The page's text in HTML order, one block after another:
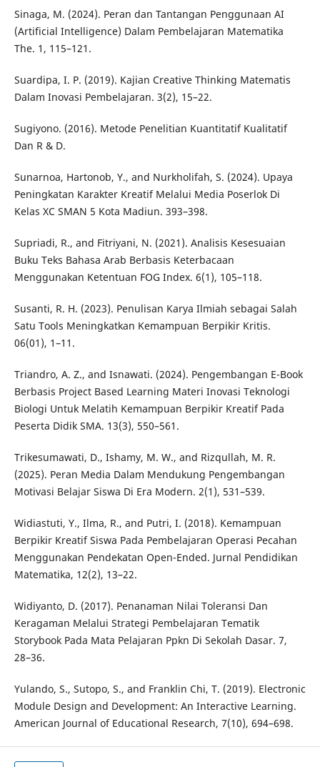
Sinaga, M. (2024). Peran dan Tantangan Penggunaan AI
(Artificial Intelligence) Dalam Pembelajaran Matematika
The. 1, 115–121.
Suardipa, I. P. (2019). Kajian Creative Thinking Matematis
Dalam Inovasi Pembelajaran. 3(2), 15–22.
Sugiyono. (2016). Metode Penelitian Kuantitatif Kualitatif
Dan R & D.
Sunarnoa, Hartonob, Y., and Nurkholifah, S. (2024). Upaya
Peningkatan Karakter Kreatif Melalui Media Poserlok Di
Kelas XC SMAN 5 Kota Madiun. 393–398.
Supriadi, R., and Fitriyani, N. (2021). Analisis Kesesuaian
Buku Teks Bahasa Arab Berbasis Keterbacaan
Menggunakan Ketentuan FOG Index. 6(1), 105–118.
Susanti, R. H. (2023). Penulisan Karya Ilmiah sebagai Salah
Satu Tools Meningkatkan Kemampuan Berpikir Kritis.
06(01), 1–11.
Triandro, A. Z., and Isnawati. (2024). Pengembangan E-Book
Berbasis Project Based Learning Materi Inovasi Teknologi
Biologi Untuk Melatih Kemampuan Berpikir Kreatif Pada
Peserta Didik SMA. 13(3), 550–561.
Trikesumawati, D., Ishamy, M. W., and Rizqullah, M. R.
(2025). Peran Media Dalam Mendukung Pengembangan
Motivasi Belajar Siswa Di Era Modern. 2(1), 531–539.
Widiastuti, Y., Ilma, R., and Putri, I. (2018). Kemampuan
Berpikir Kreatif Siswa Pada Pembelajaran Operasi Pecahan
Menggunakan Pendekatan Open-Ended. Jurnal Pendidikan
Matematika, 12(2), 13–22.
Widiyanto, D. (2017). Penanaman Nilai Toleransi Dan
Keragaman Melalui Strategi Pembelajaran Tematik
Storybook Pada Mata Pelajaran Ppkn Di Sekolah Dasar. 7,
28–36.
Yulando, S., Sutopo, S., and Franklin Chi, T. (2019). Electronic
Module Design and Development: An Interactive Learning.
American Journal of Educational Research, 7(10), 694–698.